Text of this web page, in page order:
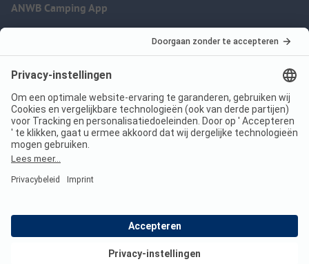
ANWB Camping App
Imprint
Jouw privacy
Voorwaarden
Wet digitale diensten